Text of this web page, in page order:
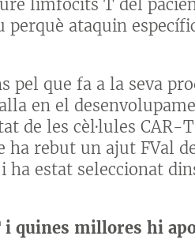
limfòcits T del
ataquin
pel que fa a la seva
en el
de les cèl·lules CAR-T
ha rebut un ajut FVal
ha estat seleccionat
i quines millores hi